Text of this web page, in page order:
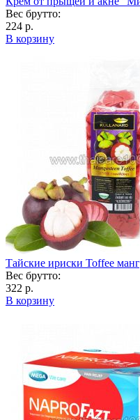
Вес брутто:
224 р.
В корзину
Тайские ириски Toffee
Вес брутто:
322 р.
В корзину